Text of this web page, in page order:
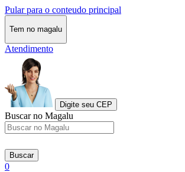
Pular para o conteudo principal
Tem no magalu
Atendimento
Digite seu CEP
Buscar no Magalu
Buscar
0